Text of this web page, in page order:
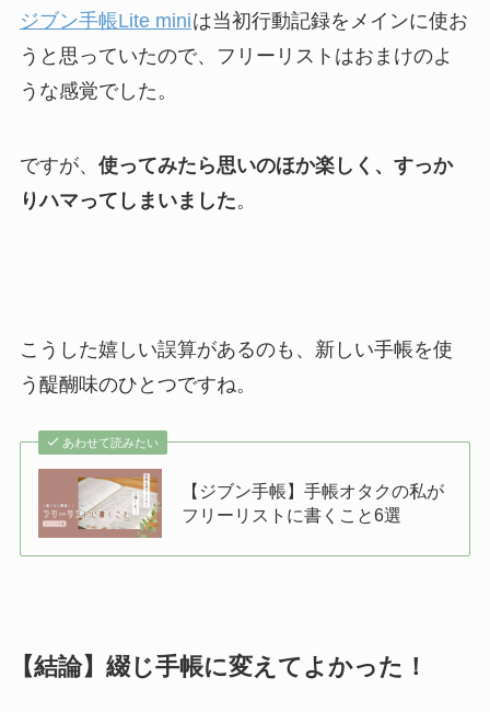
ジブン手帳Lite miniは当初行動記録をメインに使お
うと思っていたので、フリーリストはおまけのよ
うな感覚でした。
ですが、 使ってみたら思いのほか楽しく、すっか
りハマってしまいました。
こうした嬉しい誤算があるのも、新しい手帳を使
う醍醐味のひとつですね。
あわせて読みたい
【ジブン手帳】手帳オタクの私が
フリーリストに書くこと6選
【結論】綴じ手帳に変えてよかった！